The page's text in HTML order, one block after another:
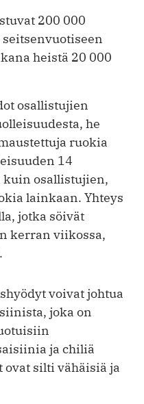
200 000
heistä 20 000
osallistujien
he
ruokia
14
osallistujien,
lainkaan. Yhteys
jotka söivät
kerran viikossa,
voivat johtua
joka on
ja chiliä
silti vähäisiä ja